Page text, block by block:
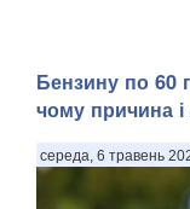
Бензину по 60
чому причина і
середа, 6 травень